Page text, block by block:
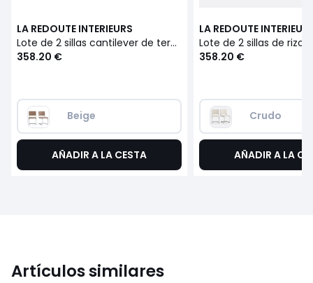
LA REDOUTE INTERIEURS
Lote de 2 sillas cantilever de terciopelo, Sarva
358.20 €
Beige
AÑADIR A LA CESTA
LA REDOUTE
Lote de 2 sillas de rizo,
358.20 €
Crudo
AÑADIR A LA
Artículos similares